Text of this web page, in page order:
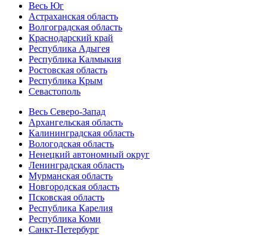
Весь Юг
Астраханская область
Волгоградская область
Краснодарский край
Республика Адыгея
Республика Калмыкия
Ростовская область
Республика Крым
Севастополь
Весь Северо-Запад
Архангельская область
Калининградская область
Вологодская область
Ненецкий автономный округ
Ленинградская область
Мурманская область
Новгородская область
Псковская область
Республика Карелия
Республика Коми
Санкт-Петербург